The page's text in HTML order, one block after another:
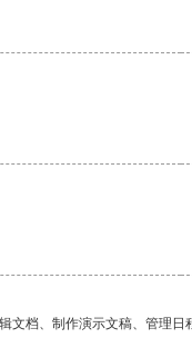
档、制作演示文稿、管理日